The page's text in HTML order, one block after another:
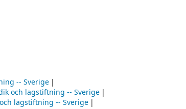
-- Sverige
och lagstiftning -- Sverige
lagstiftning -- Sverige